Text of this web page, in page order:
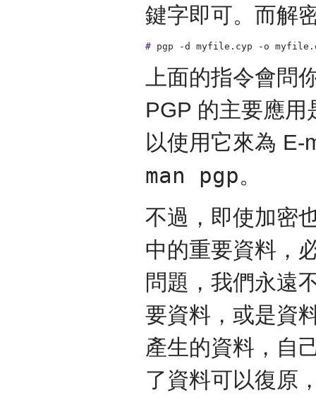
鍵字即可。而解
# pgp -d myfile.cyp -o
上面的指令會問
PGP 的主要應用
以使用它來為 E-
man pgp。
不過，即使加密
中的重要資料，
問題，我們永遠
要資料，或是資
產生的資料，自
了資料可以復原